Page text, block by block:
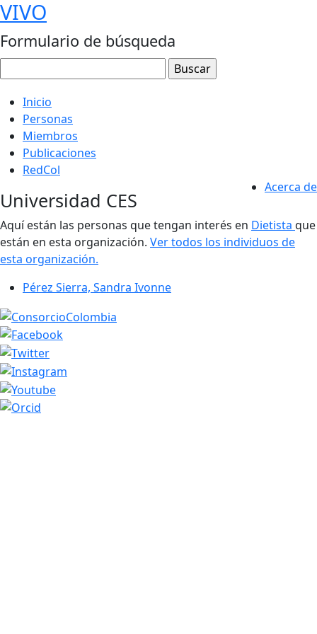
VIVO
Formulario de búsqueda
Inicio
Personas
Miembros
Publicaciones
RedCol
Acerca de
Universidad CES
Aquí están las personas que tengan interés en Dietista que
están en esta organización. Ver todos los individuos de
esta organización.
Pérez Sierra, Sandra Ivonne